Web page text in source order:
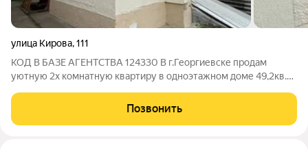
улица Кирова,111
КОД В БАЗЕ АГЕНТСТВА 124330 В г.Георгиевске продам
уютную 2х комнатную квартиру в одноэтажном доме 49,2кв.м
изолированные с удобным расположением . На кухне
установлена современная бытовая техника
Позвонить